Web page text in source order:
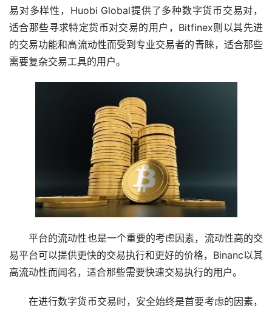
易对多样性，Huobi Global提供了多种数字货币交易对，
适合那些寻求特定货币对交易的用户，Bitfinex则以其先进
的交易功能和高流动性而受到专业交易者的青睐，适合那些
需要复杂交易工具的用户。
平台的流动性也是一个重要的考虑因素，流动性高的交
易平台可以提供更快的交易执行和更好的价格，Binanc以其
高流动性而闻名，适合那些需要快速交易执行的用户。
在进行数字货币交易时，安全始终是首要考虑的因素，